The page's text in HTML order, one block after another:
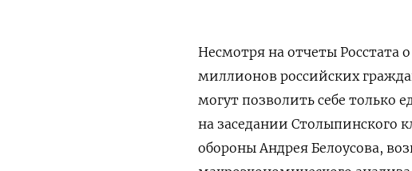
Несмотря на отчеты Росстата
миллионов российских
могут позволить себе только
на заседании Столыпинского
обороны Андрея Белоусова,